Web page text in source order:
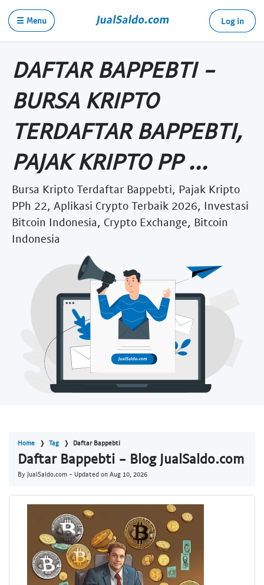
☰ Menu Log in
DAFTAR BAPPEBTI -
BURSA KRIPTO
TERDAFTAR BAPPEBTI,
PAJAK KRIPTO PP ...
Bursa Kripto Terdaftar Bappebti, Pajak Kripto
PPh 22, Aplikasi Crypto Terbaik 2026, Investasi
Bitcoin Indonesia, Crypto Exchange, Bitcoin
Indonesia
Home Tag Daftar Bappebti
Daftar Bappebti - Blog JualSaldo.com
By JualSaldo.com - Updated on Aug 10, 2026